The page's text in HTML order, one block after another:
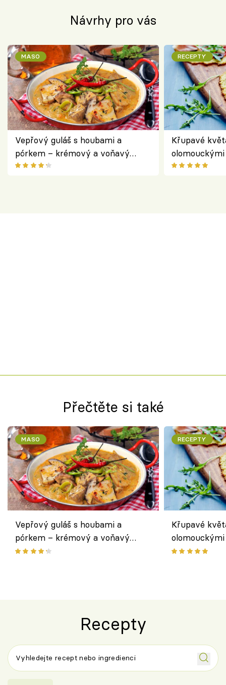
Návrhy pro vás
MASO
Vepřový guláš s houbami a
pórkem – krémový a voňavý
pokrm z jednoho hrnce
RECEPTY
Křupavé
bezlepkový
Přečtěte si také
MASO
Vepřový guláš s houbami a
pórkem – krémový a voňavý
pokrm z jednoho hrnce
RECEPTY
Křupavé
bezlepkový
Recepty